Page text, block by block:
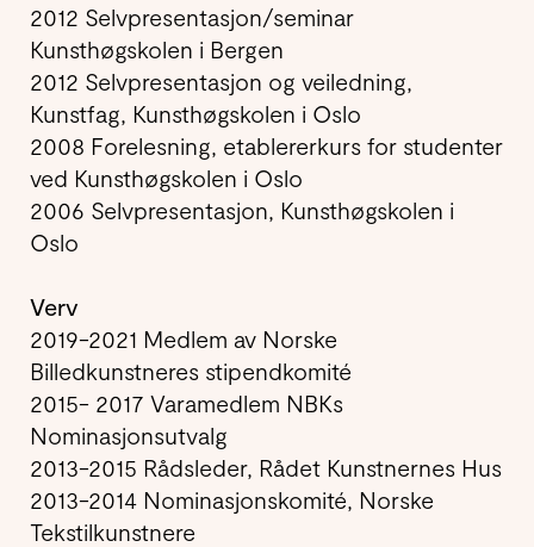
2012 Selvpresentasjon/seminar
Kunsthøgskolen i Bergen
2012 Selvpresentasjon og veiledning,
Kunstfag, Kunsthøgskolen i Oslo
2008 Forelesning, etablererkurs for studenter
ved Kunsthøgskolen i Oslo
2006 Selvpresentasjon, Kunsthøgskolen i
Oslo
Verv
2019-2021 Medlem av Norske
Billedkunstneres stipendkomité
2015- 2017 Varamedlem NBKs
Nominasjonsutvalg
2013-2015 Rådsleder, Rådet Kunstnernes Hus
2013-2014 Nominasjonskomité, Norske
Tekstilkunstnere